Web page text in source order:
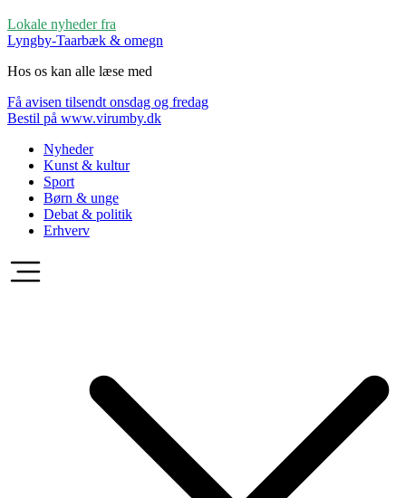
Lokale nyheder fra
Lyngby-Taarbæk & omegn
Hos os kan alle læse med
Få avisen tilsendt onsdag og fredag
Bestil på www.virumby.dk
Nyheder
Kunst & kultur
Sport
Børn & unge
Debat & politik
Erhverv